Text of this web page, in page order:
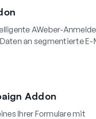
AWeber-
an segmentierte
Addon
Ihrer Formulare mit